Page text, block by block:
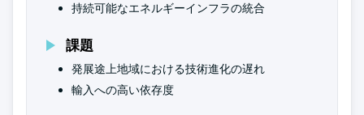
持続可能なエネルギーインフラの統合
課題
発展途上地域における技術進化の遅れ
輸入への高い依存度